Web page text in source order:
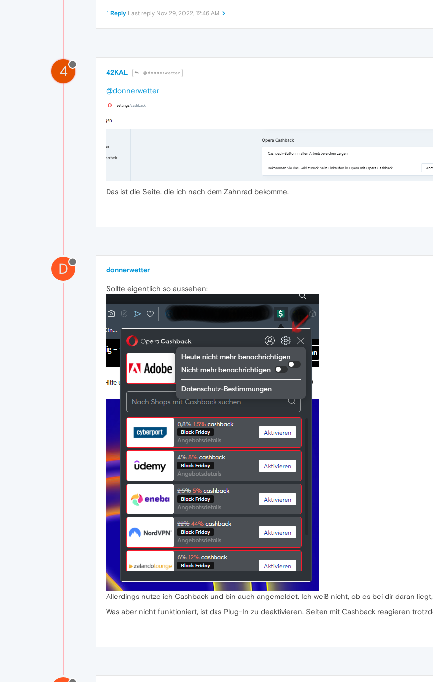
1 Reply Last reply Nov 29, 2022, 12:46 AM
4 42KAL @donnerwetter
@donnerwetter
Das ist die Seite, die ich nach dem Zahnrad bekomme.
D donnerwetter
Sollte eigentlich so aussehen:
Allerdings nutze ich Cashback und bin auch angemeldet. Ich weiß nicht, ob es bei dir daran
Was aber nicht funktioniert, ist das Plug-In zu deaktivieren. Seiten mit Cashback reagieren